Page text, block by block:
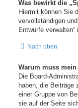
Was bewirkt die
Hiermit können Sie
vervollständigen
Entwürfe
Nach oben
Warum muss
Die Board-
haben, die
einer Gruppe von
sie auf der Seite